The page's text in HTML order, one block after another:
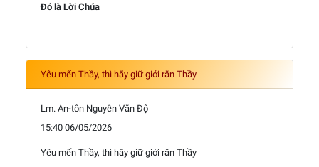
Đó là Lời Chúa
Yêu mến Thầy, thì hãy giữ giới răn Thầy
Lm. An-tôn Nguyễn Văn Độ
15:40 06/05/2026
Yêu mến Thầy, thì hãy giữ giới răn Thầy